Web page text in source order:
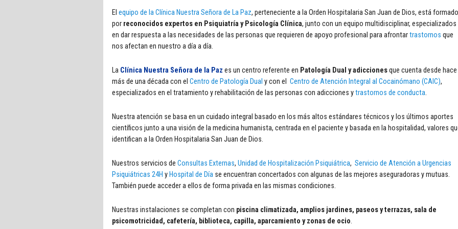
El equipo de la Clínica Nuestra Señora de La Paz, perteneciente a la Orden Hospitalaria San Juan de Dios, está formado
por reconocidos expertos en Psiquiatría y Psicología Clínica, junto con un equipo multidisciplinar, especializados
en dar respuesta a las necesidades de las personas que requieren de apoyo profesional para afrontartrastornos que
nos afectan en nuestro a día a día.
La Clínica Nuestra Señora de la Paz es un centro referente en Patología Dual y adiccionesque cuenta desde hace
más de una década con el Centro de Patología Dual y con el Centro de Atención Integral al Cocainómano (CAIC),
especializados en el tratamiento y rehabilitación de las personas con adicciones ytrastornos de conducta.
Nuestra atención se basa en un cuidado integral basado en los más altos estándares técnicos y los últimos aportes
científicos junto a una visión de la medicina humanista, centrada en el paciente y basada en la hospitalidad, valores
identifican a la Orden Hospitalaria San Juan de Dios.
Nuestros servicios de Consultas Externas, Unidad de Hospitalización Psiquiátrica, Servicio de Atención a Urgencias
Psiquiátricas 24H y Hospital de Día se encuentran concertados con algunas de las mejores aseguradoras y mutuas.
También puede acceder a ellos de forma privada en las mismas condiciones.
Nuestras instalaciones se completan con piscina climatizada, amplios jardines, paseos y terrazas, sala de
psicomotricidad, cafetería, biblioteca, capilla, aparcamiento y zonas de ocio.